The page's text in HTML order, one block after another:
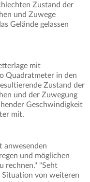
Zustand der
und Zuwege
Gelände gelassen
mit
Quadratmeter in den
Zustand der
und der Zuwegung
Geschwindigkeit
mit.
anwesenden
und möglichen
rechnen." "Seht
von weiteren